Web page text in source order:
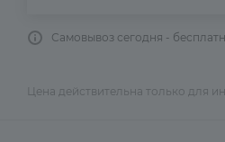
Самовывоз сегодня -
Цена действительна только для